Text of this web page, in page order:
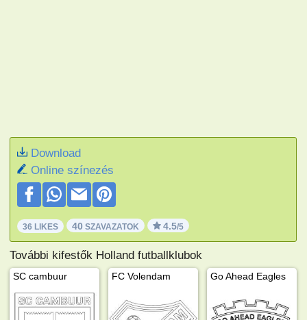
Download
Online színezés
36 LIKES 40 SZAVAZATOK 4.5/5
További kifestők Holland futballklubok
SC cambuur FC Volendam Go Ahead Eagles